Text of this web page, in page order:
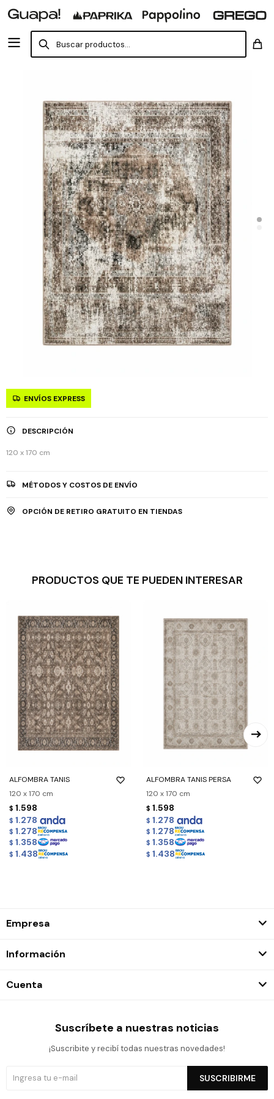
ENVÍOS EXPRESS
DESCRIPCIÓN
120 x 170 cm
MÉTODOS Y COSTOS DE ENVÍO
OPCIÓN DE RETIRO GRATUITO EN TIENDAS
PRODUCTOS QUE TE PUEDEN INTERESAR
ALFOMBRA TANIS
120 x 170 cm
$ 1.598
$ 1.278
$ 1.278
$ 1.358
$ 1.438
ALFOMBRA TANIS PERSA
120 x 170 cm
$ 1.598
$ 1.278
$ 1.278
$ 1.358
$ 1.438
Empresa
Información
Cuenta
Suscríbete a nuestras noticias
¡Suscribite y recibí todas nuestras novedades!
SUSCRIBIRME